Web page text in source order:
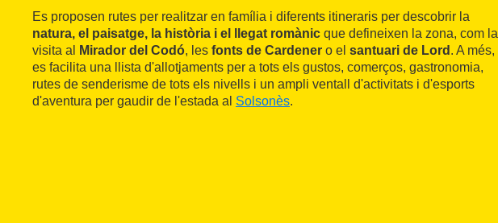
Es proposen rutes per realitzar en família i diferents itineraris per descobrir la
natura, el paisatge, la història i el llegat romànic que defineixen la zona, com la
visita al
Mirador del Codó, les fonts de Cardener o el santuari de Lord . A més,
es facilita una llista d'allotjaments per a tots els gustos, comerços, gastronomia,
rutes de senderisme de tots els nivells i un ampli ventall d'activitats i d'esports
d'aventura per gaudir de l'estada al Solsonès.